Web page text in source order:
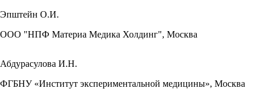
Эпштейн О.И.
ООО "НПФ Материа Медика Холдинг", Москва
Абдурасулова И.Н.
ФГБНУ «Институт экспериментальной медицины», Москва